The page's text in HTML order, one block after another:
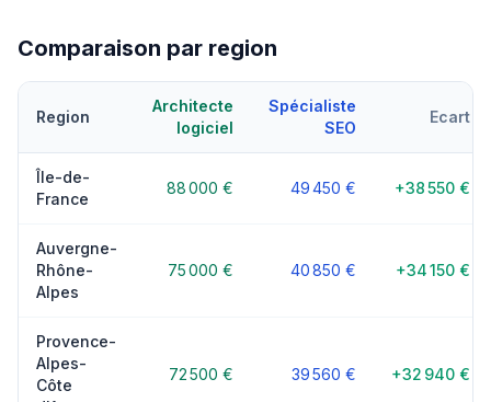
Comparaison par region
Region
Architecte
logiciel
Spécialiste
SEO
Ecart
Île-de-
France
88 000 € 49 450 € +38 550 €
Auvergne-
Rhône-
Alpes
75 000 € 40 850 € +34 150 €
Provence-
Alpes-
Côte
72 500 € 39 560 € +32 940 €